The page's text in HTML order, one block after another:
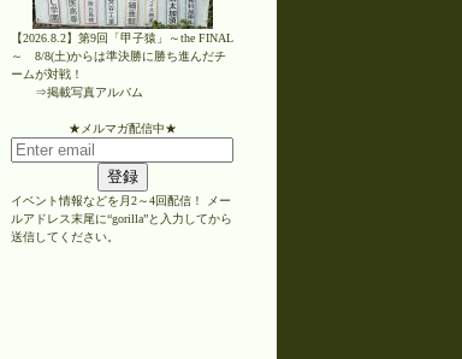
【2026.8.2】第9回「甲子猿」～the FINAL
～ 8/8(土)からは準決勝に勝ち進んだチ
ームが対戦！
⇒掲載写真アルバム
★メルマガ配信中★
登録
イベント情報などを月2～4回配信！ メー
ルアドレス末尾に“gorilla”と入力してから
送信してください。